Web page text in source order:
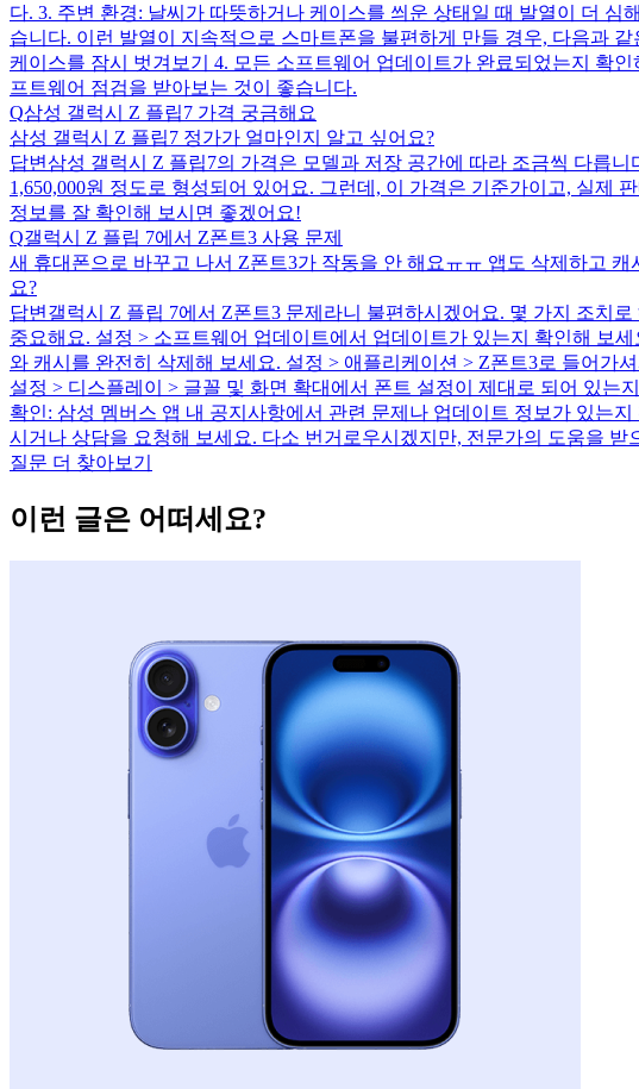
다. 3. 주변 환경: 날씨가 따뜻하거나 케이스를 씌운 상태일 때 발열이 더
습니다. 이런 발열이 지속적으로 스마트폰을 불편하게 만들 경우, 다음과
케이스를 잠시 벗겨보기 4. 모든 소프트웨어 업데이트가 완료되었는지 확
프트웨어 점검을 받아보는 것이 좋습니다.
Q삼성 갤럭시 Z 플립7 가격 궁금해요
삼성 갤럭시 Z 플립7 정가가 얼마인지 알고 싶어요?
답변삼성 갤럭시 Z 플립7의 가격은 모델과 저장 공간에 따라 조금씩 다릅
1,650,000원 정도로 형성되어 있어요. 그런데, 이 가격은 기준가이고, 실제
정보를 잘 확인해 보시면 좋겠어요!
Q갤럭시 Z 플립 7에서 Z폰트3 사용 문제
새 휴대폰으로 바꾸고 나서 Z폰트3가 작동을 안 해요ㅠㅠ 앱도 삭제하고
요?
답변 갤럭시 Z 플립 7에서 Z폰트3 문제라니 불편하시겠어요. 몇 가지 조치
중요해요. 설정 > 소프트웨어 업데이트에서 업데이트가 있는지 확인해 보
와 캐시를 완전히 삭제해 보세요. 설정 > 애플리케이션 > Z폰트3로 들어가
설정 > 디스플레이 > 글꼴 및 화면 확대에서 폰트 설정이 제대로 되어 있는
확인: 삼성 멤버스 앱 내 공지사항에서 관련 문제나 업데이트 정보가 있는
시거나 상담을 요청해 보세요. 다소 번거로우시겠지만, 전문가의 도움을
질문 더 찾아보기
이런 글은 어떠세요?